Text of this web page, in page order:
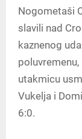
Nogometaši
slavili nad
kaznenog
utakmicu
Vukelja i
6:0.